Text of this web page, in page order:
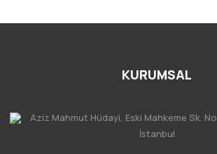
KURUMSAL
Aziz Mahmut Hüdayi, Eski Mahkeme Sk.
İstanbul